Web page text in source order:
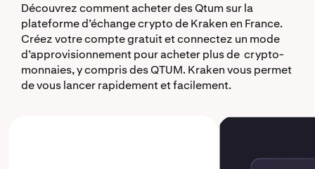
Découvrez comment acheter des Qtum sur la
plateforme d’échange crypto de Kraken en France.
Créez votre compte gratuit et connectez un mode
d’approvisionnement pour acheter plus de crypto-
monnaies, y compris des QTUM. Kraken vous permet
de vous lancer rapidement et facilement.